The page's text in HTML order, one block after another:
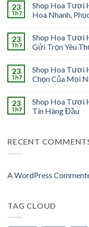
23
Th7
Shop Hoa Tươi
Hoa Nhanh,
23
Th7
Shop Hoa Tươi
Gửi Trọn Yêu
23
Th7
Shop Hoa Tươi
Chọn Của Mọi
23
Th7
Shop Hoa Tươi
Tín Hàng Đầu
RECENT
A WordPress
TAG CLOUD